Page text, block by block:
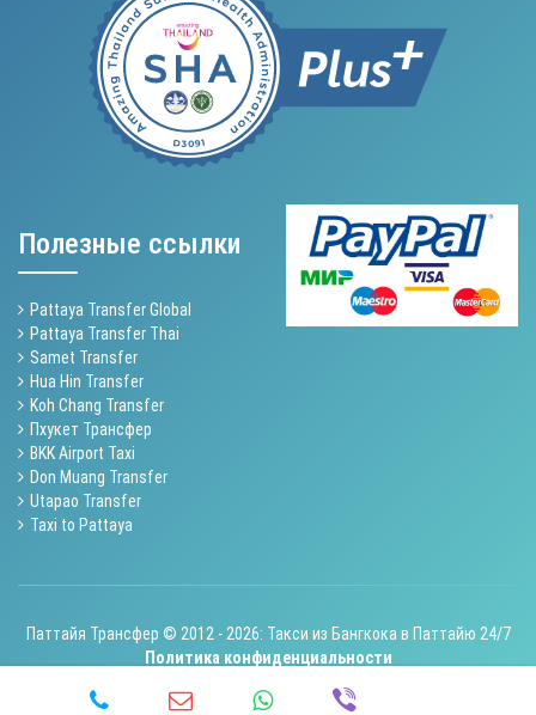
Полезные ссылки
Pattaya Transfer Global
Pattaya Transfer Thai
Samet Transfer
Hua Hin Transfer
Koh Chang Transfer
Пхукет Трансфер
BKK Airport Taxi
Don Muang Transfer
Utapao Transfer
Taxi to Pattaya
Паттайя Трансфер © 2012 - 2026: Такси из Бангкока в Паттайю 24/7
Политика конфиденциальности